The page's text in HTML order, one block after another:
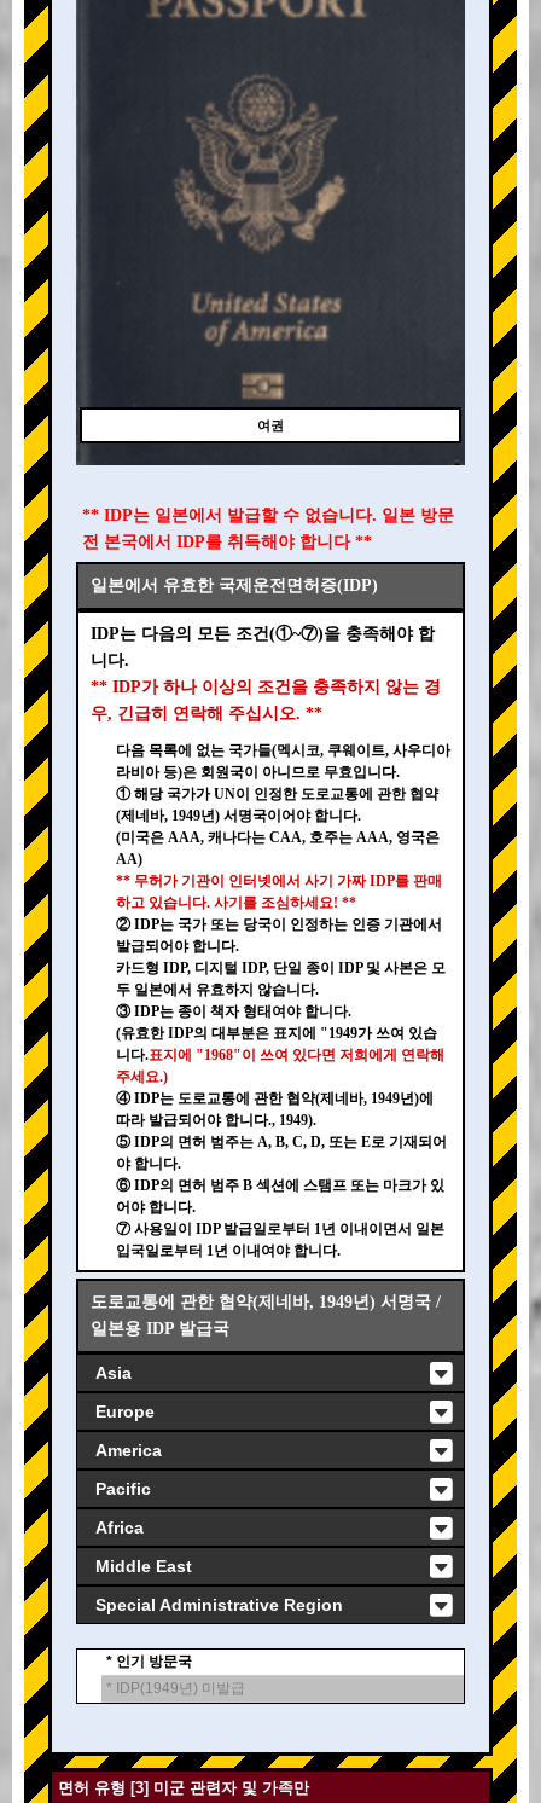
여권
** IDP는 일본에서 발급할 수 없습니다. 일본 방문
전 본국에서 IDP를 취득해야 합니다 **
일본에서 유효한 국제운전면허증(IDP)
IDP는 다음의 모든 조건(①~⑦)을 충족해야 합
니다.
** IDP가 하나 이상의 조건을 충족하지 않는 경
우, 긴급히 연락해 주십시오. **
다음 목록에 없는 국가들(멕시코, 쿠웨이트, 사우디아
라비아 등)은 회원국이 아니므로 무효입니다.
① 해당 국가가 UN이 인정한 도로교통에 관한 협약
(제네바, 1949년) 서명국이어야 합니다.
(미국은 AAA, 캐나다는 CAA, 호주는 AAA, 영국은
AA)
** 무허가 기관이 인터넷에서 사기 가짜 IDP를 판매
하고 있습니다. 사기를 조심하세요! **
② IDP는 국가 또는 당국이 인정하는 인증 기관에서
발급되어야 합니다.
카드형 IDP, 디지털 IDP, 단일 종이 IDP 및 사본은 모
두 일본에서 유효하지 않습니다.
③ IDP는 종이 책자 형태여야 합니다.
(유효한 IDP의 대부분은 표지에 "1949가 쓰여 있습
니다.표지에 "1968"이 쓰여 있다면 저희에게 연락해
주세요.)
④ IDP는 도로교통에 관한 협약(제네바, 1949년)에
따라 발급되어야 합니다., 1949).
⑤ IDP의 면허 범주는 A, B, C, D, 또는 E로 기재되어
야 합니다.
⑥ IDP의 면허 범주 B 섹션에 스탬프 또는 마크가 있
어야 합니다.
⑦ 사용일이 IDP 발급일로부터 1년 이내이면서 일본
입국일로부터 1년 이내여야 합니다.
도로교통에 관한 협약(제네바, 1949년) 서명국 /
일본용 IDP 발급국
Asia
Europe
America
Pacific
Africa
Middle East
Special Administrative Region
* 인기 방문국
* IDP(1949년) 미발급
면허 유형 [3] 미군 관련자 및 가족만